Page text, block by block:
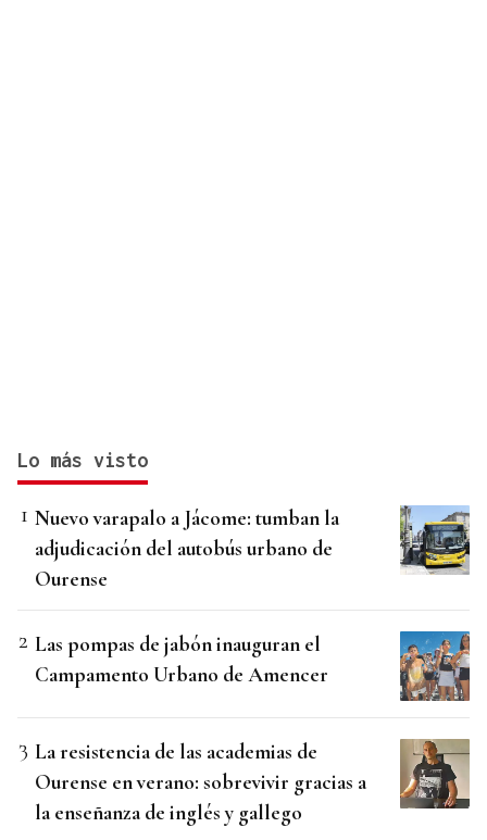
Lo más visto
Nuevo varapalo a Jácome: tumban la
adjudicación del autobús urbano de
Ourense
Las pompas de jabón inauguran el
Campamento Urbano de Amencer
La resistencia de las academias de
Ourense en verano: sobrevivir gracias a
la enseñanza de inglés y gallego